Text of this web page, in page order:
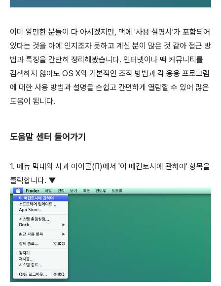
이미 알만한 분들이 다 아시겠지만, 맥에 '사용 설명서'가 포함되어
있다는 것을 아예 인지조차 못하고 계신 분이 많은 것 같아 접근 방
법과 특징을 간단히 정리해봤습니다. 인터넷이나 맥 커뮤니티를
검색하지 않아도 OS X의 기본적인 조작 방법과 각 응용 프로그램
에 대한 사용 방법과 설명을 손쉽고 간편하게 열람할 수 있어 많은
도움이 됩니다.
도움말 센터 들어가기
1. 메뉴 막대의 사과 아이콘()에서 '이 매킨토시에 관하여' 항목을
클릭합니다. ▼